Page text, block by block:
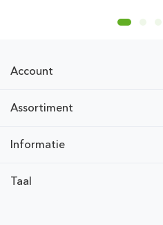
Account
Assortiment
Informatie
Taal